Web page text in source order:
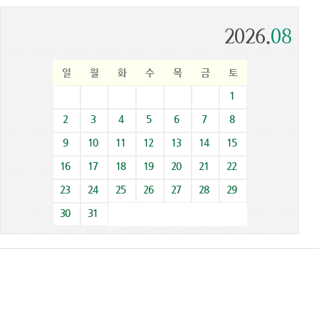
2026.08
일 월 화 수 목 금
토
1
2 3 4 5 6 7 8
9 10 11 12 13 14 15
16 17 18 19 20 21 22
23 24 25 26 27 28 29
30 31